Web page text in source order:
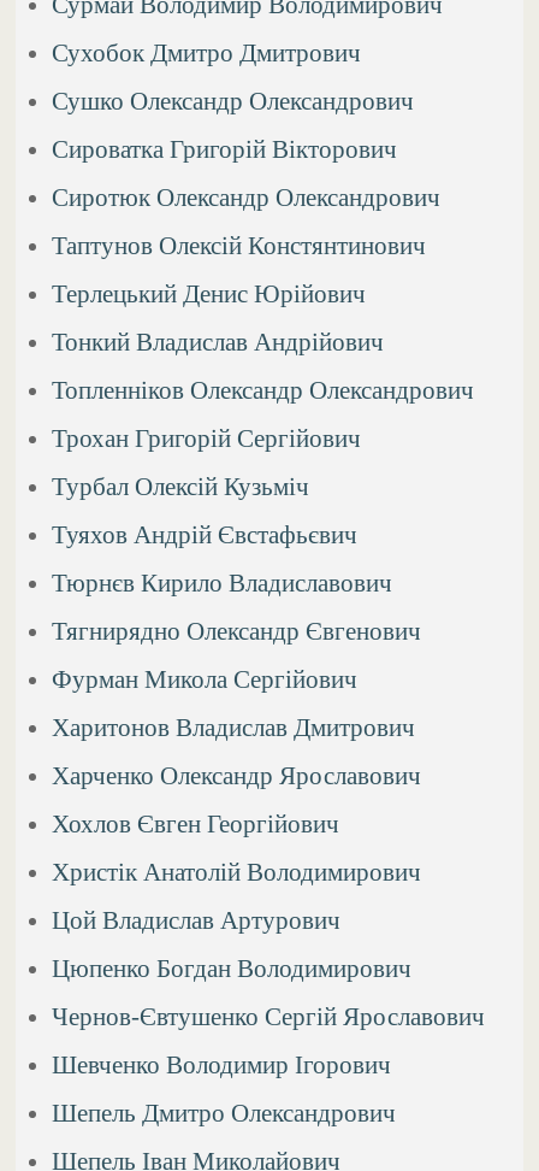
Сухобок Дмитро Дмитрович
Сушко Олександр Олександрович
Сироватка Григорій Вікторович
Сиротюк Олександр Олександрович
Таптунов Олексій Констянтинович
Терлецький Денис Юрійович
Тонкий Владислав Андрійович
Топленніков Олександр Олександрович
Трохан Григорій Сергійович
Турбал Олексій Кузьміч
Туяхов Андрій Євстафьєвич
Тюрнєв Кирило Владиславович
Тягнирядно Олександр Євгенович
Фурман Микола Сергійович
Харитонов Владислав Дмитрович
Харченко Олександр Ярославович
Хохлов Євген Георгійович
Христік Анатолій Володимирович
Цой Владислав Артурович
Цюпенко Богдан Володимирович
Чернов-Євтушенко Сергій Ярославович
Шевченко Володимир Ігорович
Шепель Дмитро Олександрович
Шепель Іван Миколайович